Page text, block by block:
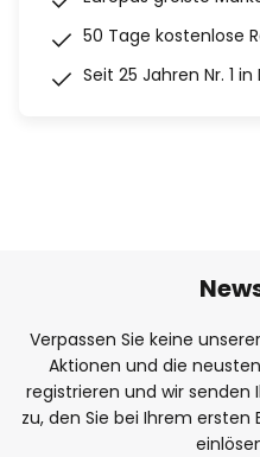
50 Tage kostenlose
Seit 25 Jahren Nr. 1
Verpassen Sie keine
Aktionen und die
registrieren und wir senden
zu, den Sie bei Ihrem